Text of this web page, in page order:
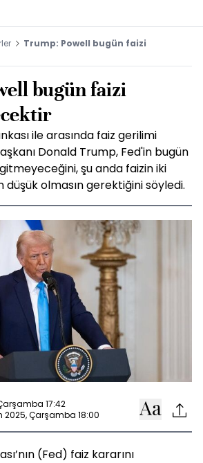
Trump: Powell bugün faizi
bugün faizi
ile arasında faiz gerilimi
Donald Trump, Fed'in bugün
şu anda faizin iki
düşük olmasın gerektiğini söyledi.
17:42
2025, Çarşamba 18:00
(Fed) faiz kararını